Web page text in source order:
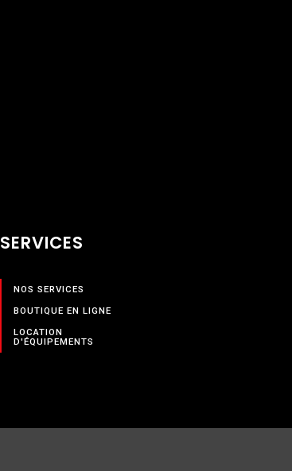
SERVICES
NOS SERVICES
BOUTIQUE EN LIGNE
LOCATION
D'ÉQUIPEMENTS